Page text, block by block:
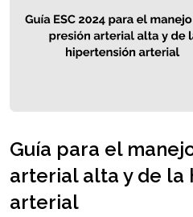
Guía para el
arterial alta y de la
arterial